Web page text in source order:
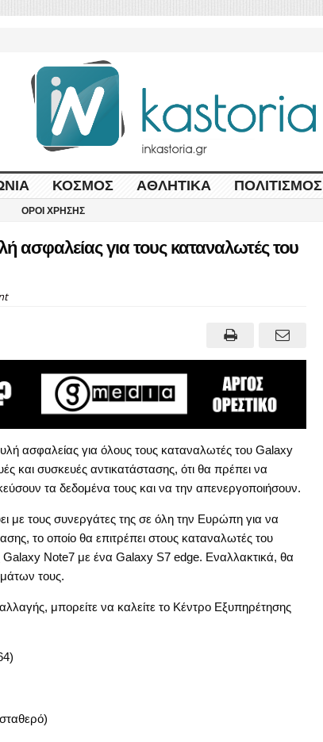
ΚΌΣΜΟΣ ΑΘΛΗΤΙΚΆ ΠΟΛΙΤΙΣΜΌΣ
ΌΡΟΙ ΧΡΉΣΗΣ
ασφαλείας για τους καταναλωτές του
ασφαλείας για όλους τους καταναλωτές του Galaxy
και συσκευές αντικατάστασης, ότι θα πρέπει να
τα δεδομένα τους και να την απενεργοποιήσουν.
με τους συνεργάτες της σε όλη την Ευρώπη για να
το οποίο θα επιτρέπει στους καταναλωτές του
Note7 με ένα Galaxy S7 edge. Εναλλακτικά, θα
τους.
μπορείτε να καλείτε το Κέντρο Εξυπηρέτησης